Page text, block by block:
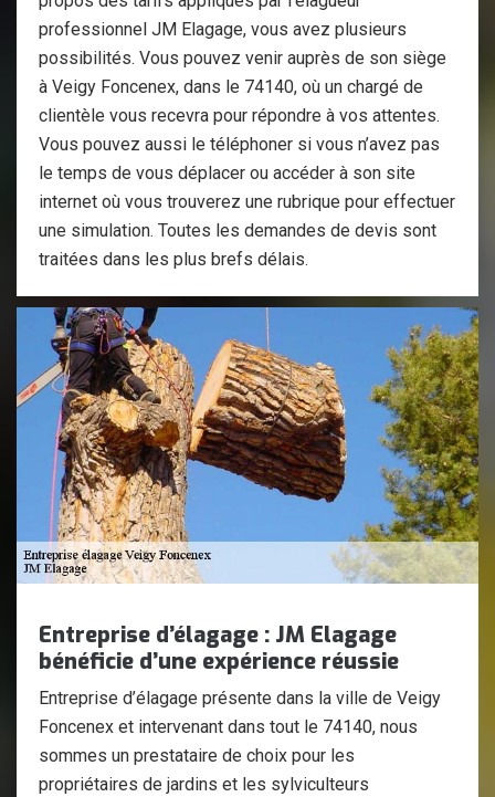
professionnel JM Elagage, vous avez plusieurs
possibilités. Vous pouvez venir auprès de son siège
à Veigy Foncenex, dans le 74140, où un chargé de
clientèle vous recevra pour répondre à vos attentes.
Vous pouvez aussi le téléphoner si vous n’avez pas
le temps de vous déplacer ou accéder à son site
internet où vous trouverez une rubrique pour effectuer
une simulation. Toutes les demandes de devis sont
traitées dans les plus brefs délais.
Entreprise d’élagage : JM Elagage
bénéficie d’une expérience réussie
Entreprise d’élagage présente dans la ville de Veigy
Foncenex et intervenant dans tout le 74140, nous
sommes un prestataire de choix pour les
propriétaires de jardins et les sylviculteurs